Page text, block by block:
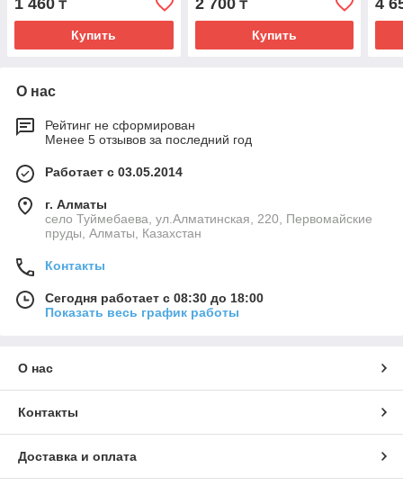
1 460 ₸
Купить
2 700₸
Купить
4
О нас
Рейтинг не сформирован
Менее 5 отзывов за последний год
Работает с 03.05.2014
г. Алматы
село Туймебаева, ул.Алматинская, 220, Первомайские
пруды, Алматы, Казахстан
Контакты
Сегодня работает с 08:30 до 18:00
Показать весь график работы
О нас
Контакты
Доставка и оплата